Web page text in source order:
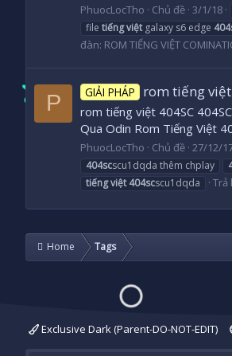
PhuocLocTho Chủ đề 3/1/18
file tiếngviệtgalaxy s6 edge
đàn: ROM TIẾNG VIỆT
P GIẢI PHÁP rom tiếng việt
rom tiếng việt 404SC
Qua Odin Rom Tiếng Việt
PhuocLocTho Chủ đề 27/12/
404scscu1dqda thêm chplay
tiếngviệt 404scscu1dqda Trả
Home Tags
Exclusive Dark (Parent-DO-NOT-EDIT)